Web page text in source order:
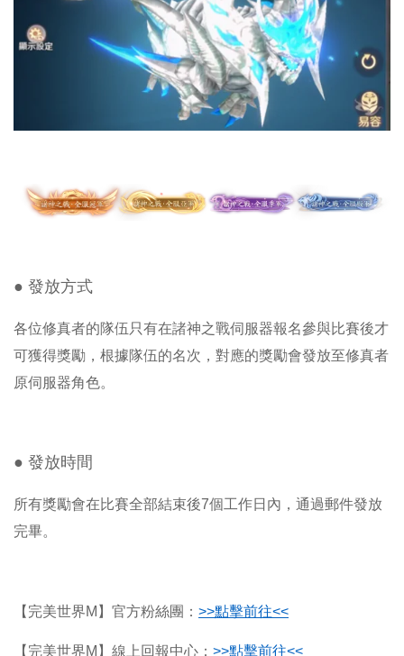
● 發放方式
各位修真者的隊伍只有在諸神之戰伺服器報名參與比賽後才
可獲得獎勵，根據隊伍的名次，對應的獎勵會發放至修真者
原伺服器角色。
● 發放時間
所有獎勵會在比賽全部結束後7個工作日內，通過郵件發放
完畢。
【完美世界M】官方粉絲團： >>點擊前往<<
【完美世界M】線上回報中心： >>點擊前往<<